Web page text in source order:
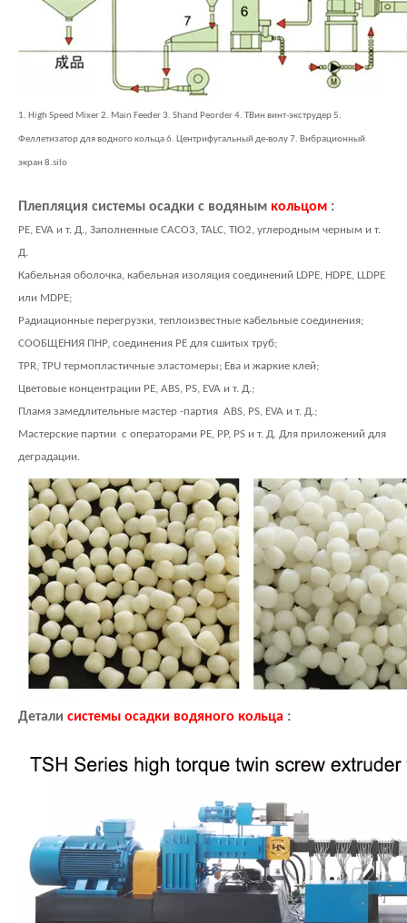
1. High Speed ​​Mixer 2. Main Feeder 3. Shand Peorder 4. ТВин винт-экструдер 5.
Феллетизатор для водного кольца 6. Центрифугальный де-волу 7. Вибрационный
экран 8.silo
Плепляция системы осадки с водяным кольцом :
PE, EVA и т. Д., Заполненные CACO3, TALC, TIO2, углеродным черным и т.
Д.
Кабельная оболочка, кабельная изоляция соединений LDPE, HDPE, LLDPE
или MDPE;
Радиационные перегрузки, теплоизвестные кабельные соединения;
СООБЩЕНИЯ ПНР, соединения PE для сшитых труб;
TPR, TPU термопластичные эластомеры; Ева и жаркие клей;
Цветовые концентрации PE, ABS, PS, EVA и т. Д.;
Пламя замедлительные мастер -партия ABS, PS, EVA и т. Д.;
Мастерские партии с операторами PE, PP, PS и т. Д. Для приложений для
деградации.
Детали системы осадки водяного кольца :